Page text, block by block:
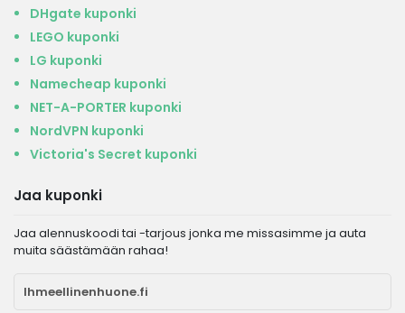
DHgate kuponki
LEGO kuponki
LG kuponki
Namecheap kuponki
NET-A-PORTER kuponki
NordVPN kuponki
Victoria's Secret kuponki
Jaa kuponki
Jaa alennuskoodi tai -tarjous jonka me missasimme ja auta
muita säästämään rahaa!